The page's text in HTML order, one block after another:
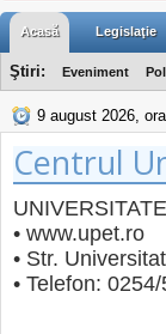
Acasă Legislaţie
Ştiri: Eveniment
9 august 2026,
Centrul
• www.upet.ro
• Str.
• Telefon: